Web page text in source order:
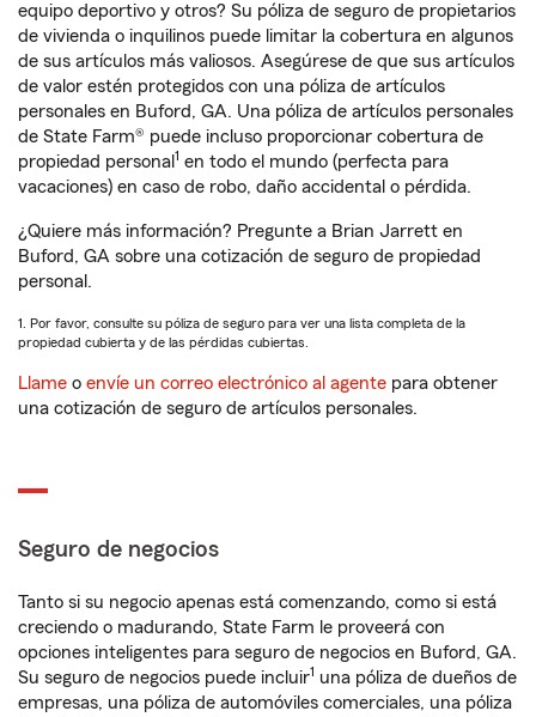
equipo deportivo y otros? Su póliza de seguro de propietarios
de vivienda o inquilinos puede limitar la cobertura en algunos
de sus artículos más valiosos. Asegúrese de que sus artículos
de valor estén protegidos con una póliza de artículos
personales en Buford, GA. Una póliza de artículos personales
de State Farm® puede incluso proporcionar cobertura de
propiedad personal 1 en todo el mundo (perfecta para
vacaciones) en caso de robo, daño accidental o pérdida.
¿Quiere más información? Pregunte a Brian Jarrett en
Buford, GA sobre una cotización de seguro de propiedad
personal.
1. Por favor, consulte su póliza de seguro para ver una lista completa de la
propiedad cubierta y de las pérdidas cubiertas.
Llame o envíe un correo electrónico al agente para obtener
una cotización de seguro de artículos personales.
Seguro de negocios
Tanto si su negocio apenas está comenzando, como si está
creciendo o madurando, State Farm le proveerá con
opciones inteligentes para seguro de negocios en Buford, GA.
Su seguro de negocios puede incluir1 una póliza de dueños de
empresas, una póliza de automóviles comerciales, una póliza